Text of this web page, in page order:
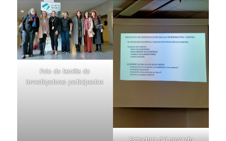
Foto de familia de
investigadoras participantes